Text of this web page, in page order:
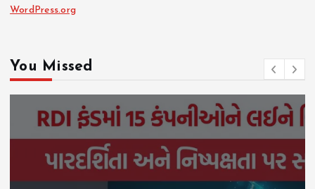
WordPress.org
You Missed